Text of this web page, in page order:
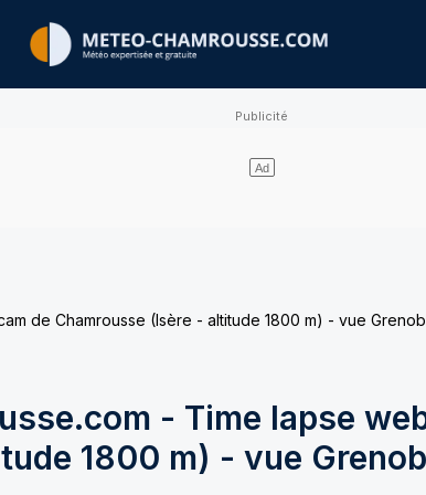
de Chamrousse (Isère - altitude 1800 m) - vue
- Time lapse
1800 m) - vue